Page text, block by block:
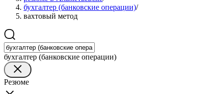
бухгалтер (банковские операции)/
вахтовый метод
бухгалтер (банковские операции)
Резюме